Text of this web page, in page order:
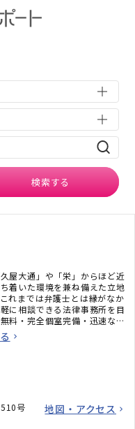
家の検索結果
検索する
屋大通」や「栄」からほど近
着いた環境を兼ね備えた立地
れまでは弁護士とは縁がなか
に相談できる法律事務所を目
料・完全個室完備・迅速なメ
談しやすい環境も整えていま
談するべきかわからない」と
号 地図・アクセス